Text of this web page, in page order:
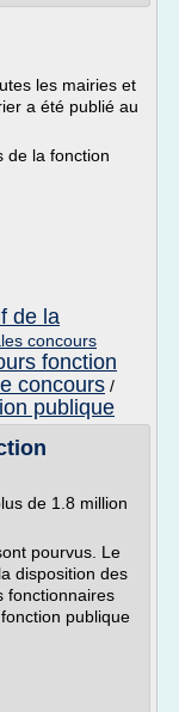
les mairies et
a été publié au
de la fonction
de la
concours
fonction
concours /
publique
de 1.8 million
pourvus. Le
disposition des
fonctionnaires
publique